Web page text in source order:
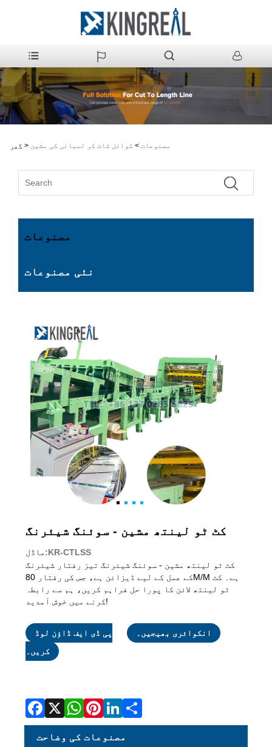
گھر > مصنوعات > کوائل کاٹ کر لمبائی کی مشین
مصنوعات
نئی مصنوعات
کٹ ٹو لینتھ مشین - سوئنگ شیئرنگ
ماڈل:KR-CTLSS
کٹ ٹو لینتھ مشین - سوئنگ شیئرنگ تیز رفتار شیئرنگ
کے عمل کے لیے ڈیزائن ہے، جس کی رفتار 80M/M ہے۔ کٹ
ٹو لینتھ لائن کا پورا حل فراہم کریں، ہم سے رابطہ
کرنے میں خوش آمدید!
انکوائری بھیجیں۔
پی ڈی ایف ڈاؤن لوڈ
کریں۔
مصنوعات کی وضاحت